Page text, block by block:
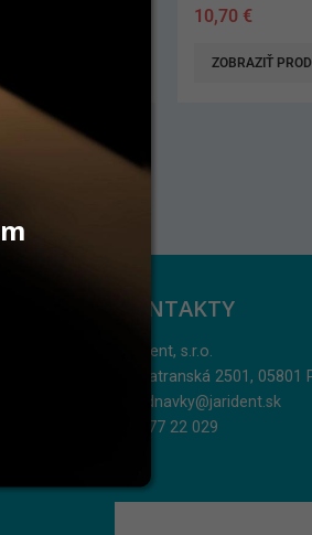
10,70 €
ZOBRAZIŤ
KONTAKTY
Jarident, s.r.o.
Podtatranská 2501, 05801
objednavky@jarident.sk
052/77 22 029